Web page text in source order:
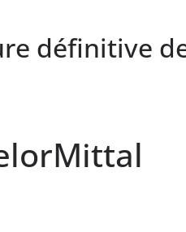
définitive